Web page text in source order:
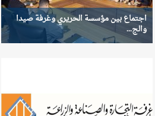
اجتماع بين مؤسسة الحريري وغرفة صيدا
والج...